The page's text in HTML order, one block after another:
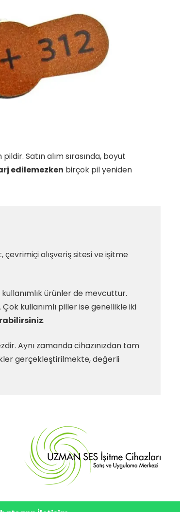
Satın alım sırasında, boyut
edilemezken birçok pil yeniden
alışveriş sitesi ve işitme
ürünler de mevcuttur.
kullanımlı piller ise genellikle iki
.
Aynı zamanda cihazınızdan tam
gerçekleştirilmekte, değerli